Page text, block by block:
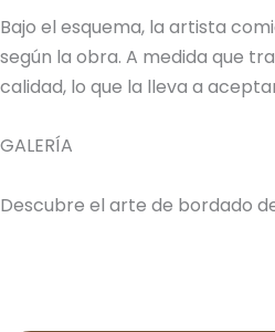
Bajo el esquema, la artista
según la obra. A medida que
calidad, lo que la lleva a
GALERÍA
Descubre el arte de bordado